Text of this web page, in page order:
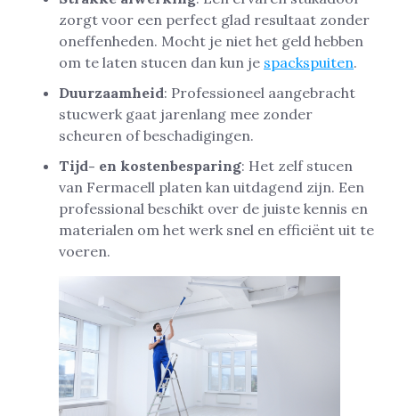
zorgt voor een perfect glad resultaat zonder
oneffenheden. Mocht je niet het geld hebben
om te laten stucen dan kun je spackspuiten.
Duurzaamheid: Professioneel aangebracht
stucwerk gaat jarenlang mee zonder
scheuren of beschadigingen.
Tijd- en kostenbesparing: Het zelf stucen
van Fermacell platen kan uitdagend zijn. Een
professional beschikt over de juiste kennis en
materialen om het werk snel en efficiënt uit te
voeren.